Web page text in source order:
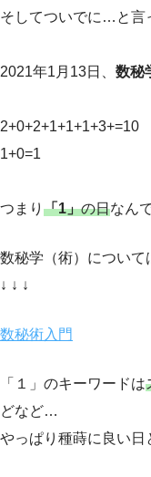
そしてついでに…と言
2021年1月13日、 数秘
2+0+2+1+1+1+3+=10
1+0=1
つまり 「1」の日なん
数秘学（術）について
↓ ↓ ↓
数秘術入門
「１」のキーワードは
どなど…
やっぱり種蒔に良い日